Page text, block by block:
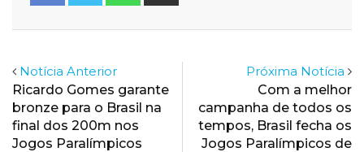
Notícia Anterior
Ricardo Gomes garante
bronze para o Brasil na
final dos 200m nos
Jogos Paralímpicos
Próxima Notícia
Com a melhor
campanha de todos os
tempos, Brasil fecha os
Jogos Paralímpicos de